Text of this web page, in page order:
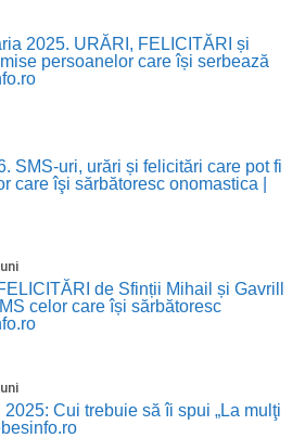
2026, Râpa Roșie găzduiește
a concursului „CicloAventurier
2025. URĂRI, FELICITĂRI și
persoanelor care își serbează
SMS-uri, urări și felicitări care pot fi
care îşi sărbătoresc onomastica |
de Sfinții Mihail și Gavrill
celor care își sărbătoresc
Cui trebuie să îi spui „La mulţi